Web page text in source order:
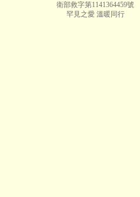
衛部救字第1141364459號
罕見之愛 溫暖同行